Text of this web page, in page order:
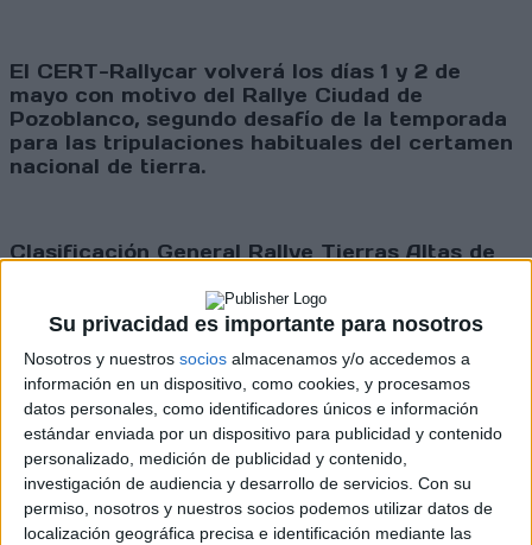
Su privacidad es importante para nosotros
Nosotros y nuestros socios almacenamos y/o accedemos a
información en un dispositivo, como cookies, y procesamos
datos personales, como identificadores únicos e información
estándar enviada por un dispositivo para publicidad y contenido
personalizado, medición de publicidad y contenido,
investigación de audiencia y desarrollo de servicios. Con su
permiso, nosotros y nuestros socios podemos utilizar datos de
localización geográfica precisa e identificación mediante las
El CERT-Rallycar volverá los días 1 y 2 de
mayo con motivo del Rallye Ciudad de
Pozoblanco, segundo desafío de la temporada
para las tripulaciones habituales del certamen
nacional de tierra.
Clasificación General Rallye Tierras Altas de
Pos. Equipo Vehículo
Dif.
A. Semenov - A.
Ignatov
Toyota GR
Yaris Rally2
49:52.7
2.
S. Careaga - M.
Ramos
Škoda Fabia
RS Rally2
+4.6
3.
X. Vidales - J.
Hereu
Škoda Fabia
RS Rally2
4.
JC. Quintana - J.
Hernández
Škoda Fabia
RS Rally2
+16.2